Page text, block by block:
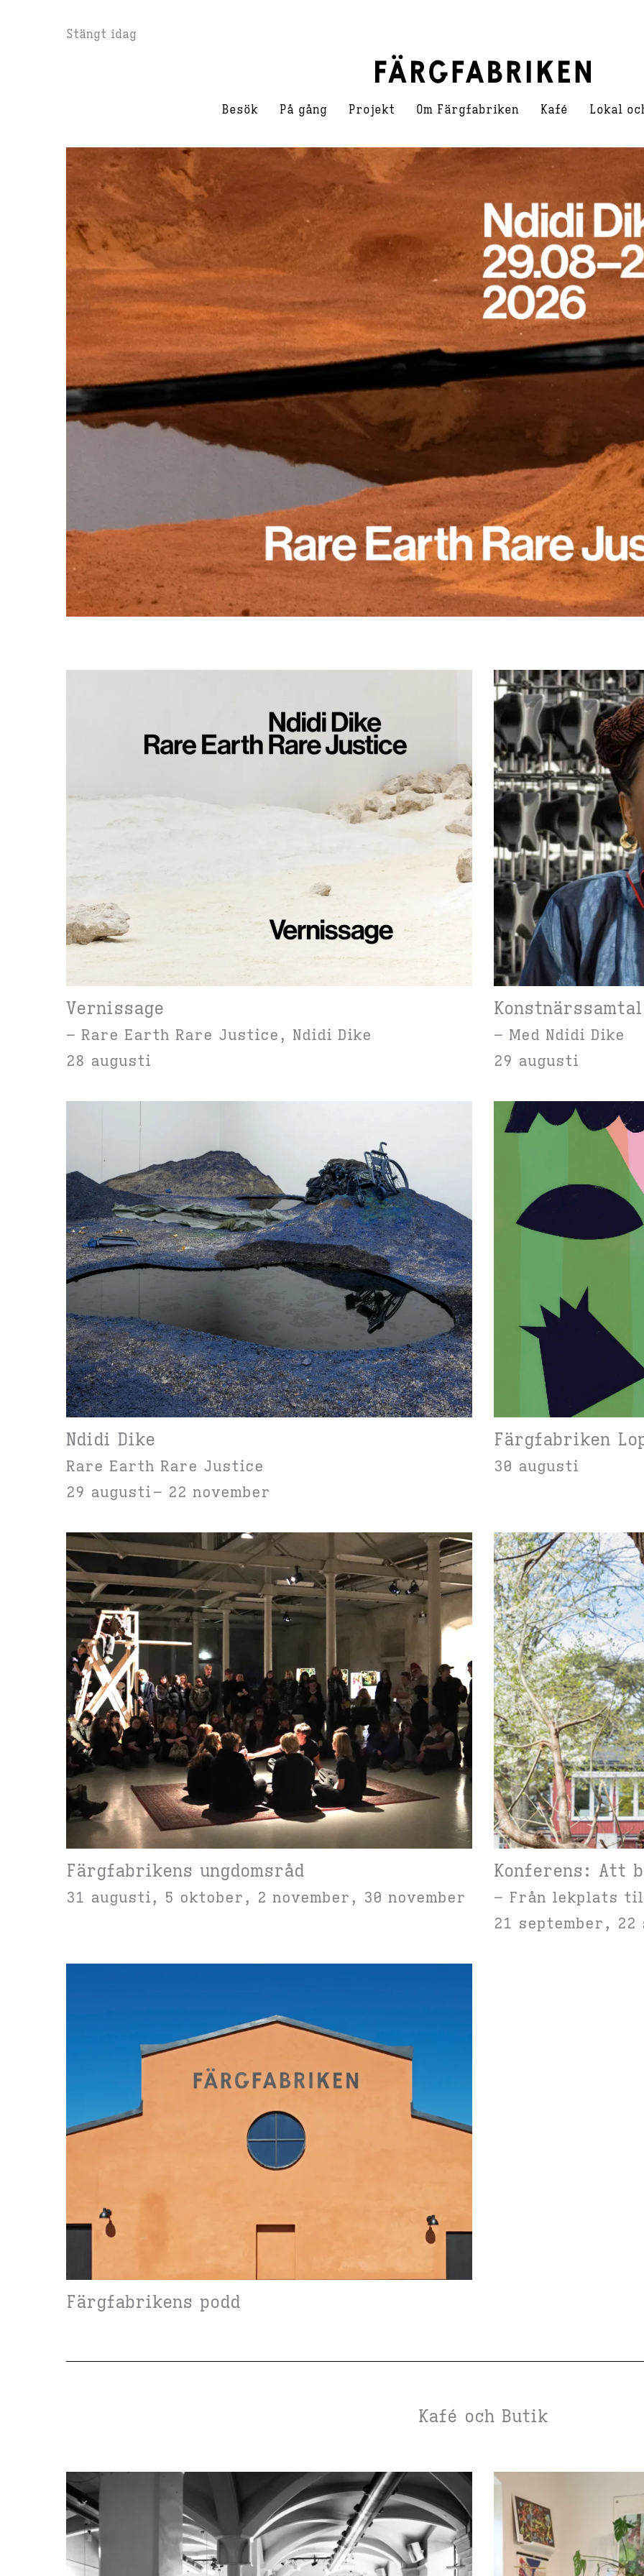
Stängt idag
Besök På gång Projekt Om Färgfabriken Kafé Lokal
Vernissage
– Rare Earth Rare Justice, Ndidi Dike
28 augusti
Konstnärssamtal
– Med Ndidi Dike
29 augusti
Ndidi Dike
Rare Earth Rare Justice
29 augusti
22 november
Färgfabriken
30 augusti
Färgfabrikens ungdomsråd
31 augusti, 5 oktober, 2 november, 30 november
Konferens: Att
– Från lekplats
21 september, 22
Färgfabrikens podd
Kafé och Butik